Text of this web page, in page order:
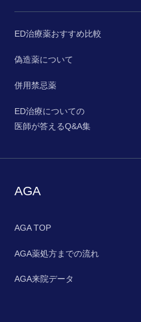
ED治療薬おすすめ比較
偽造薬について
併用禁忌薬
ED治療についての
医師が答えるQ&A集
AGA
AGA TOP
AGA薬処方までの流れ
AGA来院データ